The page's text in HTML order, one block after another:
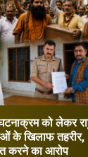
को लेकर
के खिलाफ तहरीर,
करने का आरोप